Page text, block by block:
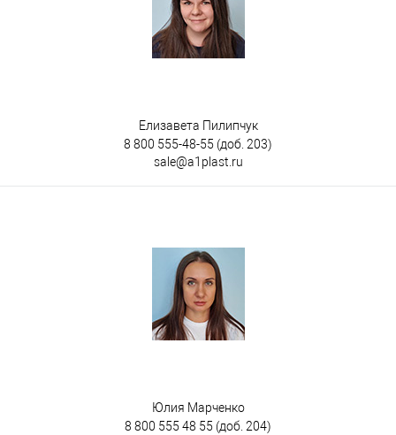
Елизавета Пилипчук
8 800 555-48-55 (доб. 203)
sale@a1plast.ru
Юлия Марченко
8 800 555 48 55 (доб. 204)